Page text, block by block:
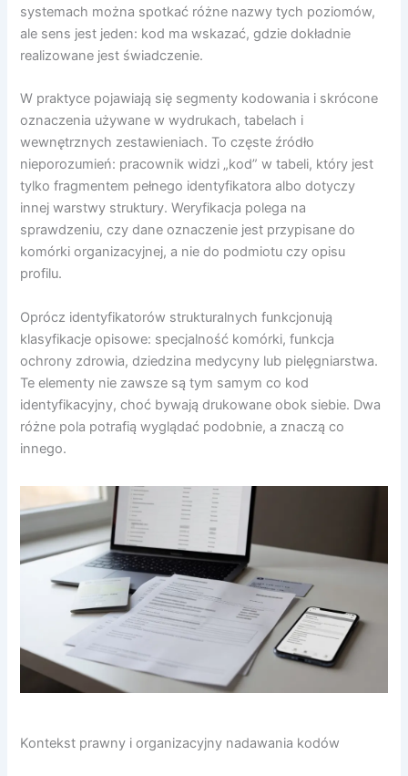
systemach można spotkać różne nazwy tych poziomów,
ale sens jest jeden: kod ma wskazać, gdzie dokładnie
realizowane jest świadczenie.
W praktyce pojawiają się segmenty kodowania i skrócone
oznaczenia używane w wydrukach, tabelach i
wewnętrznych zestawieniach. To częste źródło
nieporozumień: pracownik widzi „kod” w tabeli, który jest
tylko fragmentem pełnego identyfikatora albo dotyczy
innej warstwy struktury. Weryfikacja polega na
sprawdzeniu, czy dane oznaczenie jest przypisane do
komórki organizacyjnej, a nie do podmiotu czy opisu
profilu.
Oprócz identyfikatorów strukturalnych funkcjonują
klasyfikacje opisowe: specjalność komórki, funkcja
ochrony zdrowia, dziedzina medycyny lub pielęgniarstwa.
Te elementy nie zawsze są tym samym co kod
identyfikacyjny, choć bywają drukowane obok siebie. Dwa
różne pola potrafią wyglądać podobnie, a znaczą co
innego.
Kontekst prawny i organizacyjny nadawania kodów